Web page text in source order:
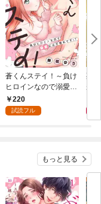
蒼くんステイ！～負け
ヒロインなので溺愛に
は不慣れです！？～
【分冊版】 1話
220
試読フル
死
が
っ
もっと見る